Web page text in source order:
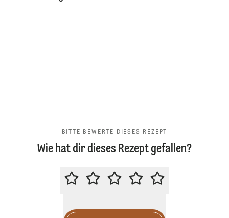
BITTE BEWERTE DIESES REZEPT
Wie hat dir dieses Rezept gefallen?
BITTE BEWERTE DIESES REZEPT